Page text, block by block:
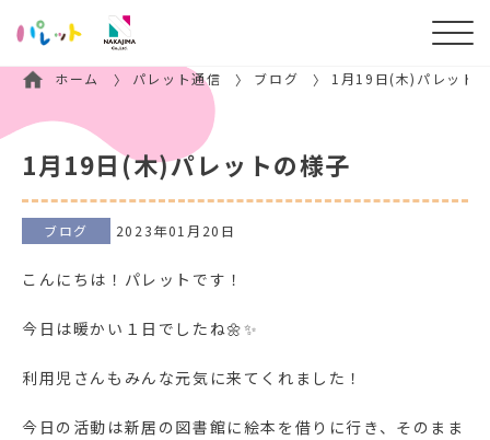
ホーム パレット通信 ブログ 1月19日(木)パレット
1月19日(木)パレットの様子
ブログ 2023年01月20日
こんにちは！パレットです！
今日は暖かい１日でしたね🌼✨
利用児さんもみんな元気に来てくれました！
今日の活動は新居の図書館に絵本を借りに行き、そのまま